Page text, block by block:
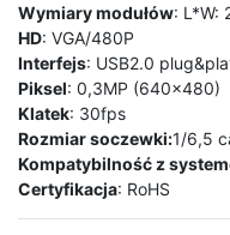
Wymiary modułów: L*W:
HD: VGA/480P
Interfejs: USB2.0
Piksel: 0,3MP (640x480)
Klatek: 30fps
Rozmiar soczewki:1/6,5
Kompatybilność z
Certyfikacja: RoHS